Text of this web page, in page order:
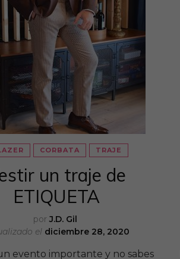
CORBATA TRAJE
un traje de
ETIQUETA
porJ.D. Gil
el diciembre 28, 2020
evento importante y no sabes